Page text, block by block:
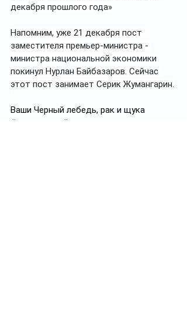
декабря прошлого года»
Напомним, уже 21 декабря пост
заместителя премьер-министра -
министра национальной экономики
покинул Нурлан Байбазаров. Сейчас
этот пост занимает Серик Жумангарин.
Ваши Черный лебедь, рак и щука
#президент
#правительство